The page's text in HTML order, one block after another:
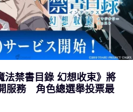
法禁書目錄 幻想收束》將
服務 角色總選舉投票最